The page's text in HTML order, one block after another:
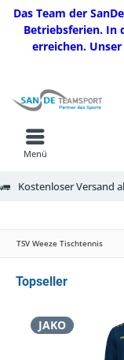
Das Team der
Betriebsferien. In
erreichen.
Kostenloser Versand
Menü
TSV Weeze Tischtennis
Topseller
JAKO